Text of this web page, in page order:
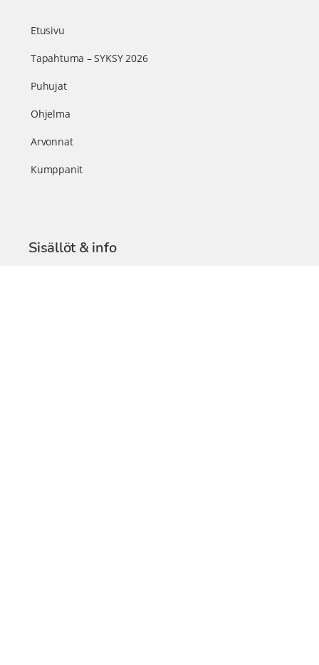
Etusivu
Tapahtuma – SYKSY 2026
Puhujat
Ohjelma
Arvonnat
Kumppanit
Sisällöt & info